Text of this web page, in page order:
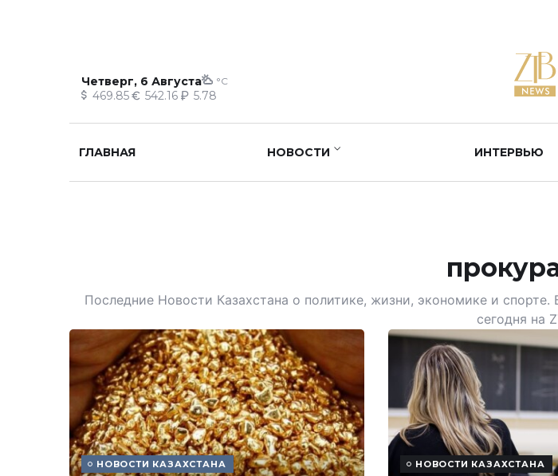
Четверг, 6 Августа °C
469.85 542.16 5.78
ГЛАВНАЯ НОВОСТИ ИНТЕРВЬЮ
Последние Новости Казахстана о политике, жизни, экономике и
сегодня на
НОВОСТИ КАЗАХСТАНА НОВОСТИ КАЗАХСТАНА